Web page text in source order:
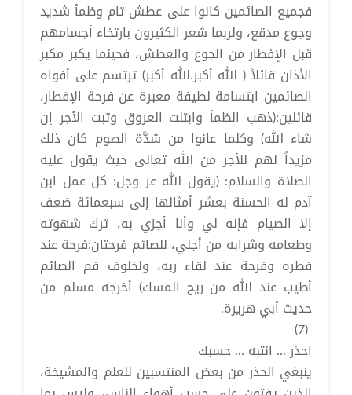
فجميع الصائمين كانوا على عطش تام وظمأ شديد
وجوع مدقع، ولربما شعر الكثيرون بارتخاء أجسامهم
قبل الإفطار من الجوع والعطش، فحينما يكبر مكبر
الأذان قائلاً ( الله أكبر.الله أكبر) ترتسم على أفواه
الصائمين ابتسامة لطيفة معبرة عن فرحة الإفطار،
قائلين:(ذهب الظمأ وابتلت العروق وثبت الأجر إن
شاء الله) وكلما عانوا من شدَّة الصوم كان ذلك
مزيداً لهم للأجر من الله تعالى حيث يقول عليه
الصلاة والسلام: (يقول الله عز وجل: كل عمل ابن
آدم له الحسنة بعشر أمثالها إلى سبعمائة ضعف
إلا الصيام فإنه لي وأنا أجزي به، ترك شهوته
وطعامه وشرابه من أجلي، للصائم فرحتان:فرحة عند
فطره وفرحة عند لقاء ربه، ولخلوف فم الصائم
أطيب عند الله من ريح المسك) أخرجه مسلم من
حديث أبي هريرة.
(7)
احذر ... انتبه ... حسبك
ينبغي الحذر من بعض المنتسبين للعلم والمشيخة،